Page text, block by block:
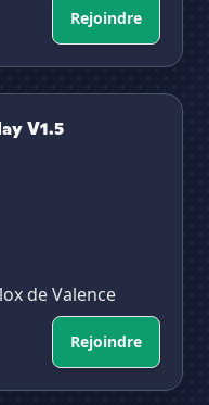
Rejoindre
V1.5
de Valence
Rejoindre